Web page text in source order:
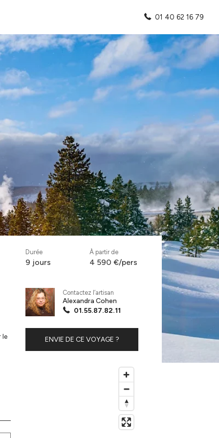
01 40 62 16 79
le
Durée
9 jours
À partir de
4 590 €/pers
Contactez l’artisan
Alexandra Cohen
01.55.87.82.11
ENVIE DE CE VOYAGE ?